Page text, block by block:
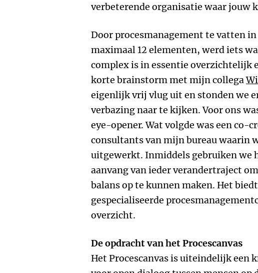
verbeterende organisatie waar jouw
Door procesmanagement te vatten
maximaal 12 elementen, werd iets
complex is in essentie overzichtelijk
korte brainstorm met mijn collega
eigenlijk vrij vlug uit en stonden we
verbazing naar te kijken. Voor ons
eye-opener. Wat volgde was een co-
consultants van mijn bureau waarin
uitgewerkt. Inmiddels gebruiken we
aanvang van ieder verandertraject
balans op te kunnen maken. Het
gespecialiseerde
overzicht.
De opdracht van het Procescanvas
Het Procescanvas is uiteindelijk een